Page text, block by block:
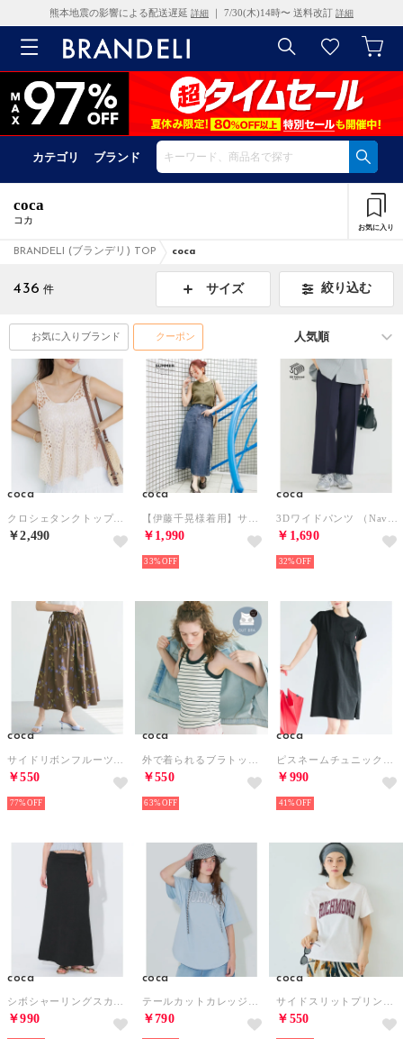
熊本地震の影響による配送遅延 詳細 ｜ 7/30(木)14時〜 送料改訂 詳細
カテゴリ ブランド
coca
コカ
お気に入り
BRANDELI (ブランデリ) TOP coca
436 件 サイズ 絞り込む
お気に入りブランド クーポン
coca
￥2,490
coca
￥1,990
33%
coca
￥1,690
32%
coca
￥550
77%
coca
￥550
63%
coca
￥990
41%
coca
￥990
coca
￥790
coca
￥550